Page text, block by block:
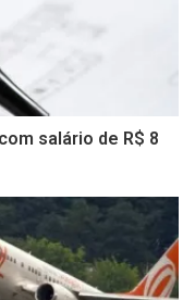
salário de R$ 8